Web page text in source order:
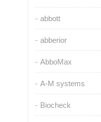
abbott
abberior
AbboMax
A-M systems
Biocheck